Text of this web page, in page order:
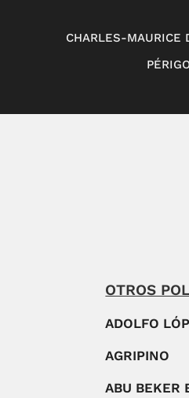
CHARLES-MAURICE
OTROS
ADOLFO
AGRIPINO
ABU BEKER